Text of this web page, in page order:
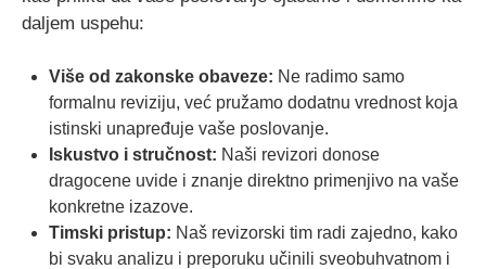
daljem uspehu:
Više od zakonske obaveze: Ne radimo samo
formalnu reviziju, već pružamo dodatnu vrednost koja
istinski unapređuje vaše poslovanje.
Iskustvo i stručnost: Naši revizori donose
dragocene uvide i znanje direktno primenjivo na vaše
konkretne izazove.
Timski pristup: Naš revizorski tim radi zajedno, kako
bi svaku analizu i preporuku učinili sveobuhvatnom i